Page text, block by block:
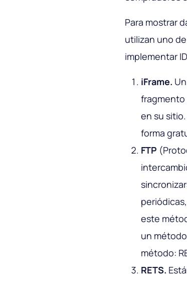
Para mostrar
utilizan uno de
implementar
iFrame.
fragmento
en su
forma
FTP
este
un
método:
RETS.